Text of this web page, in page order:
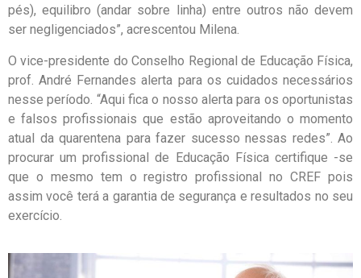
pés), equilibro (andar sobre linha) entre outros não devem
ser negligenciados”, acrescentou Milena.
O vice-presidente do Conselho Regional de Educação Física,
prof. André Fernandes alerta para os cuidados necessários
nesse período. “Aqui fica o nosso alerta para os oportunistas
e falsos profissionais que estão aproveitando o momento
atual da quarentena para fazer sucesso nessas redes”. Ao
procurar um profissional de Educação Física certifique -se
que o mesmo tem o registro profissional no CREF pois
assim você terá a garantia de segurança e resultados no seu
exercício.